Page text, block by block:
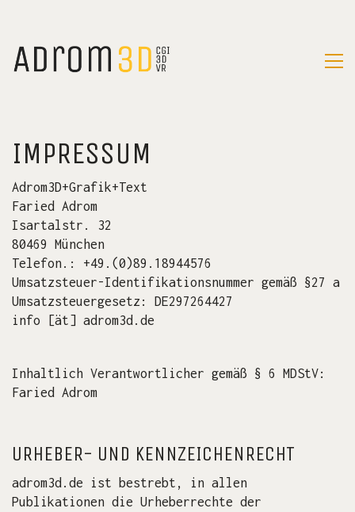
IMPRESSUM
Adrom3D+Grafik+Text
Faried Adrom
Isartalstr. 32
80469 München
Telefon.: +49.(0)89.18944576
Umsatzsteuer-Identifikationsnummer gemäß §27 a
Umsatzsteuergesetz: DE297264427
info [ät] adrom3d.de
Inhaltlich Verantwortlicher gemäß § 6 MDStV:
Faried Adrom
URHEBER- UND KENNZEICHENRECHT
adrom3d.de ist bestrebt, in allen
Publikationen die Urheberrechte der